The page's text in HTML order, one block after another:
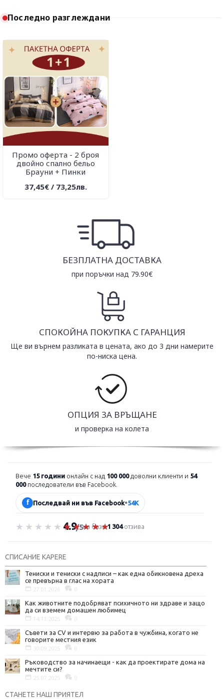
Последно разглеждани
Промо оферта - 2 броя
двойно спално бельо
Брауни + Пинки
37,45€ / 73,25лв.
БЕЗПЛАТНА ДОСТАВКА
при поръчки над 79.90€
СПОКОЙНА ПОКУПКА С ГАРАНЦИЯ
Ще ви върнем разликата в цената, ако до 3 дни намерите
по-ниска цена.
ОПЦИЯ ЗА ВРЪЩАНЕ
и проверка на колета
Вече 15 години онлайн с над 100 000доволни клиенти и 54
000последователи във Facebook.
f Последвай ни във Facebook•54K
Оценка 4.9 от 5
4.9/5на база1 304отзива
СПИСАНИЕ KAPERE
Тениски и тениски с надписи – как една обикновена дреха
се превърна в глас на хората
27.01.2026 0
Как животните подобряват психичното ни здраве и защо
да си вземем домашен любимец
14.11.2025 0
Съвети за CV и интервю за работа в чужбина, когато не
говорите местния език
30.09.2025 0
Ръководство за начинаещи - как да проектирате дома на
мечтите си?
25.07.2025 0
СТАНЕТЕ НАШ ПРИЯТЕЛ